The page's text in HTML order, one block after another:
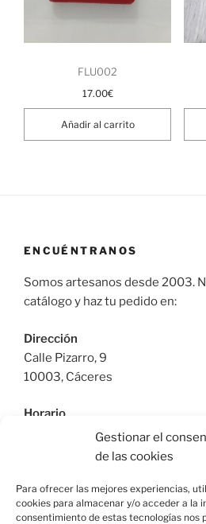
Gestionar el
de las cookies
Para ofrecer las mejores experiencias,
cookies para almacenar y/o acceder a la
consentimiento de estas tecnologías nos
FLU002
17.00€
Añadir al carrito
ENCUÉNTRANOS
Somos artesanos desde 2003.
catálogo y haz tu pedido en:
Dirección
Calle Pizarro, 9
10003, Cáceres
Horario
De Lunes a Viernes: 9:30h a
Sábado: 10:30h a 14:00h |
Teléfono
615664955